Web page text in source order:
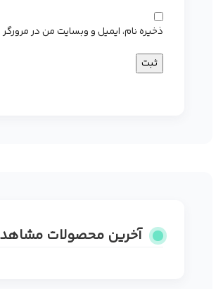
ذخیره نام، ایمیل و وبسایت من در
آخرین محصولات